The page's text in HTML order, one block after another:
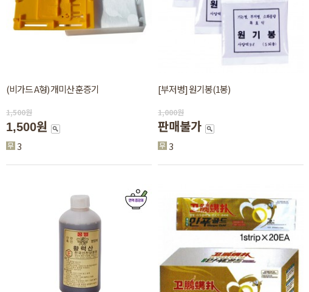
(비가드 A형) 개미산 훈증기
1,500원
1,500원
3
[부저병] 원기봉(1봉)
1,000원
판매불가
3